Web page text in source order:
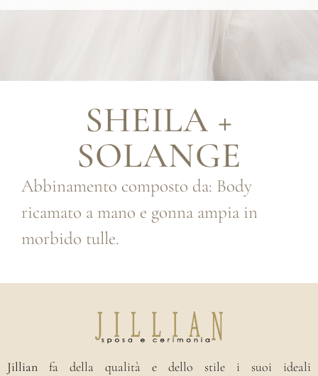
SHEILA +
SOLANGE
Abbinamento composto da: Body
ricamato a mano e gonna ampia in
morbido tulle.
Jillian fa della qualità e dello stile i suoi ideali